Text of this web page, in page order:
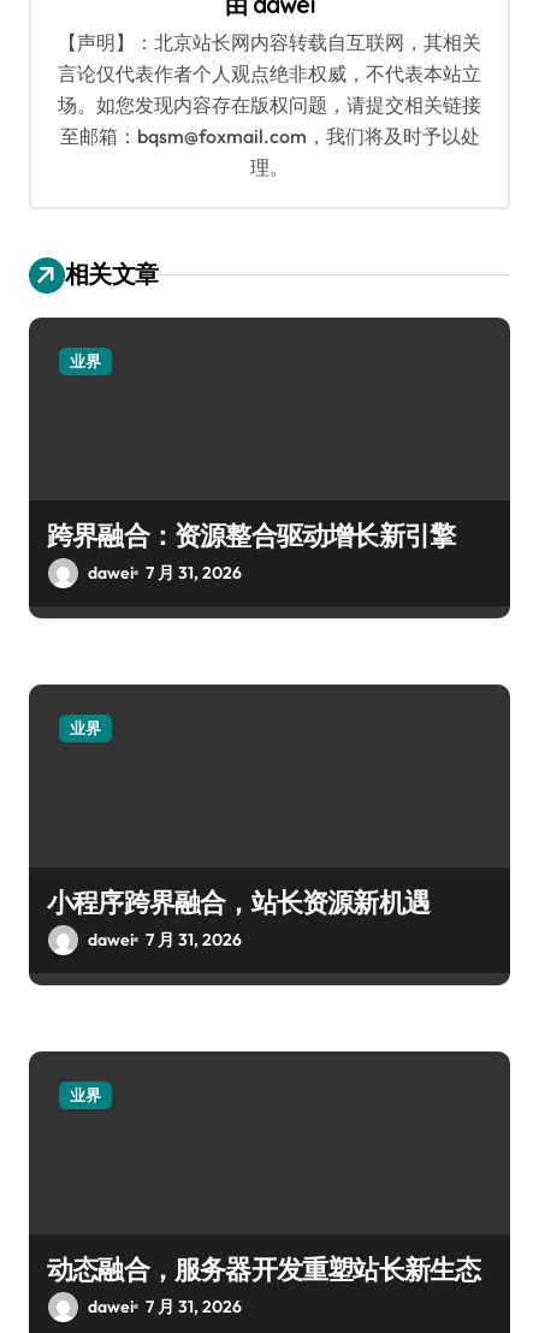
【声明】：北京站长网内容转载自互联网，其相关
言论仅代表作者个人观点绝非权威，不代表本站立
场。如您发现内容存在版权问题，请提交相关链接
至邮箱：bqsm@foxmail.com，我们将及时予以处
理。
相关文章
业界
跨界融合：资源整合驱动增长新引擎
dawei 7 月 31, 2026
业界
小程序跨界融合，站长资源新机遇
dawei 7 月 31, 2026
业界
动态融合，服务器开发重塑站长新生态
dawei 7 月 31, 2026